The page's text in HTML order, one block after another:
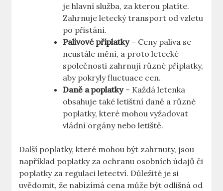
je hlavní služba, za kterou platíte.
Zahrnuje letecký transport od vzletu
po přistání.
Palivové příplatky– Ceny paliva se
neustále mění, a proto letecké
společnosti zahrnují různé příplatky,
aby pokryly fluctuace cen.
Daně a poplatky– Každá letenka
obsahuje také letištní daně a různé
poplatky, které mohou vyžadovat
vládní orgány nebo letiště.
Další poplatky, které mohou být zahrnuty, jsou
například poplatky za ochranu osobních údajů či
poplatky za regulaci letectví. Důležité je si
uvědomit, že nabízímá cena může být odlišná od